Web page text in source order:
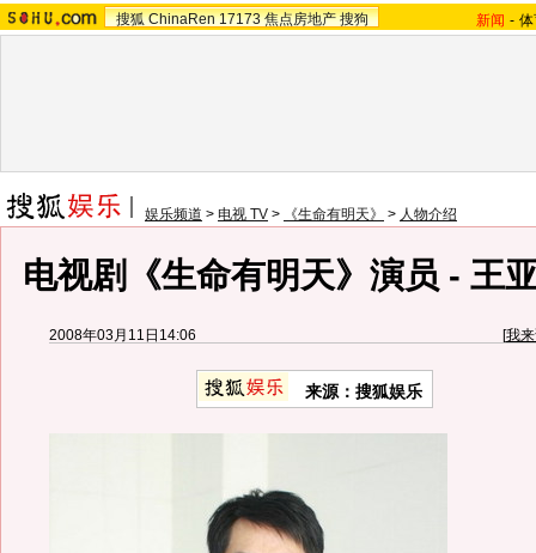
搜狐 ChinaRen 17173 焦点房地产 搜狗 新闻 -
娱乐频道 > 电视 TV > 《生命有明天》 > 人物介绍
电视剧《生命有明天》演员 - 王
2008年03月11日14:06 [我
来源：搜狐娱乐